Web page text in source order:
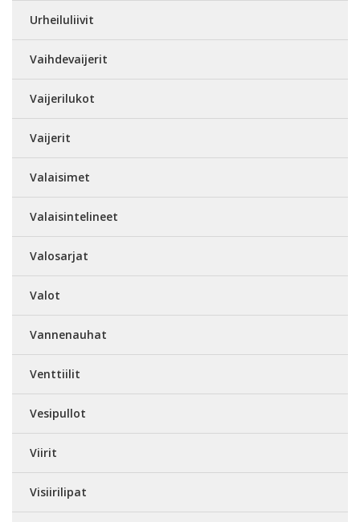
Urheiluliivit
Vaihdevaijerit
Vaijerilukot
Vaijerit
Valaisimet
Valaisintelineet
Valosarjat
Valot
Vannenauhat
Venttiilit
Vesipullot
Viirit
Visiirilipat